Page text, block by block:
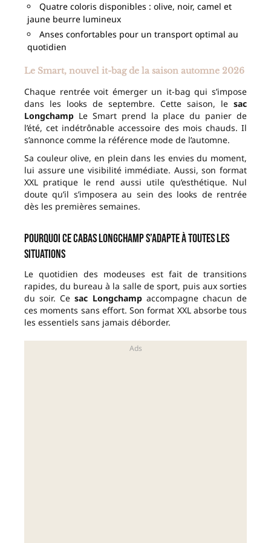
Quatre coloris disponibles : olive, noir, camel et
jaune beurre lumineux
Anses confortables pour un transport optimal au
quotidien
Le Smart, nouvel it-bag de la saison automne 2026
Chaque rentrée voit émerger un it-bag qui s’impose
dans les looks de septembre. Cette saison, le sac
Longchamp Le Smart prend la place du panier de
l’été, cet indétrônable accessoire des mois chauds. Il
s’annonce comme la référence mode de l’automne.
Sa couleur olive, en plein dans les envies du moment,
lui assure une visibilité immédiate. Aussi, son format
XXL pratique le rend aussi utile qu’esthétique. Nul
doute qu’il s’imposera au sein des looks de rentrée
dès les premières semaines.
Pourquoi ce cabas Longchamp s’adapte à toutes les
situations
Le quotidien des modeuses est fait de transitions
rapides, du bureau à la salle de sport, puis aux sorties
du soir. Cesac Longchampaccompagne chacun de
ces moments sans effort. Son format XXL absorbe tous
les essentiels sans jamais déborder.